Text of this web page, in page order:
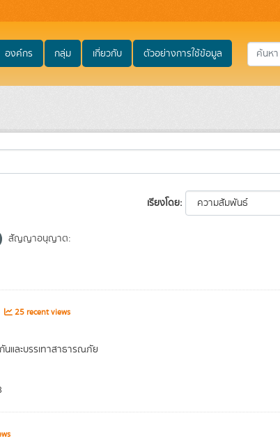
องค์กร กลุ่ม เกี่ยวกับ ตัวอย่างการใช้ข้อมูล
เรียงโดย
สัญญาอนุญาต:
25 recent views
และบรรเทาสาธารณภัย